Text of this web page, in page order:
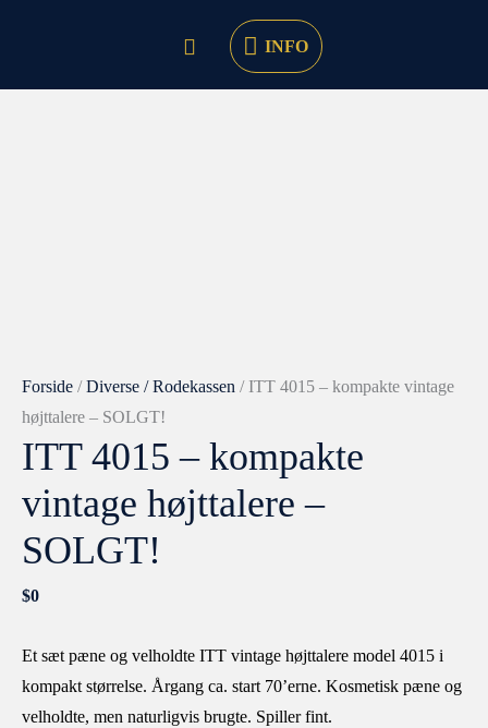
INFO
Forside /Diverse / Rodekassen / ITT 4015 – kompakte vintage
højttalere – SOLGT!
ITT 4015 – kompakte
vintage højttalere –
SOLGT!
$0
Et sæt pæne og velholdte ITT vintage højttalere model 4015 i
kompakt størrelse. Årgang ca. start 70’erne. Kosmetisk pæne og
velholdte, men naturligvis brugte. Spiller fint.